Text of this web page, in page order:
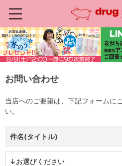
お問い合わせ
当店へのご要望は、下記フォームに
い。
件名(タイトル)